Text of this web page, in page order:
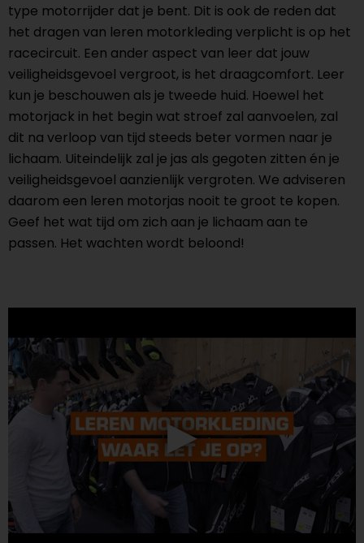
type motorrijder dat je bent. Dit is ook de reden dat
het dragen van leren motorkleding verplicht is op het
racecircuit. Een ander aspect van leer dat jouw
veiligheidsgevoel vergroot, is het draagcomfort. Leer
kun je beschouwen als je tweede huid. Hoewel het
motorjack in het begin wat stroef zal aanvoelen, zal
dit na verloop van tijd steeds beter vormen naar je
lichaam. Uiteindelijk zal je jas als gegoten zitten én je
veiligheidsgevoel aanzienlijk vergroten. We adviseren
daarom een leren motorjas nooit te groot te kopen.
Geef het wat tijd om zich aan je lichaam aan te
passen. Het wachten wordt beloond!